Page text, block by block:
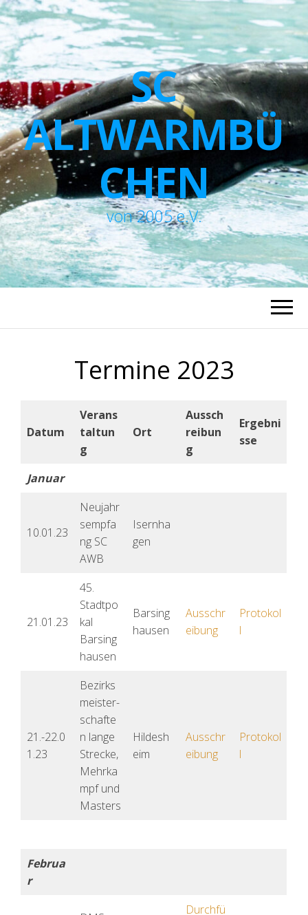
SC
ALTWARMBÜ
CHEN
von 2005 e.V.
Termine 2023
Datum
Verans
taltun
g
Ort
Aussch
reibun
g
Ergebni
sse
Januar
10.01.23
Neujahr
sempfa
ng SC
AWB
Isernha
gen
21.01.23
45.
Stadtpo
kal
Barsing
hausen
Barsing
hausen
Ausschr
eibung
Protokol
l
21.-22.0
1.23
Bezirks
meister-
schafte
n lange
Strecke,
Mehrka
mpf und
Masters
Hildesh
eim
Ausschr
eibung
Protokol
l
Februa
r
Durchfü